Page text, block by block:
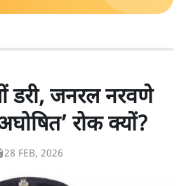
डरी, जनरल नरवणे
रोक क्यों?
28 FEB, 2026